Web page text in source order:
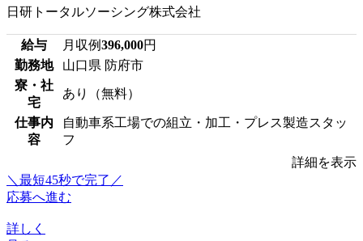
日研トータルソーシング株式会社
給与 月収例396,000円
勤務地
山口県 防府市
寮・社
宅
あり（無料）
仕事内
容
自動車系工場での組立・加工・プレス製造スタッ
フ
詳細を表示
＼最短45秒で完了／
応募へ進む
詳しく